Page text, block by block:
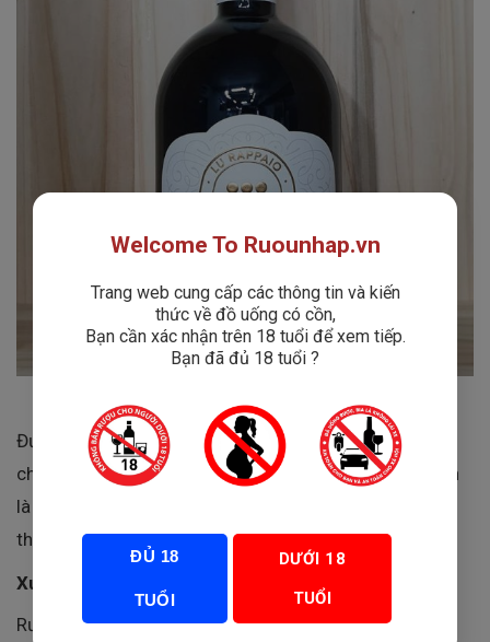
Được làm từ giống nho Primitivo , loại rượu này không
chỉ mang lại trải nghiệm thưởng thức tuyệt vời mà còn
là biểu tượng của sự kết hợp hoàn hảo giữa truyền
thống và sự sáng tạo hiện đại.
Xuất Xứ và Lịch Sử Hình Thành
Rượu VangLu Rappaio Primitivo di Manduria
Welcome To Ruounhap.vn
Trang web cung cấp các thông tin và kiến
thức về đồ uống có cồn,
Bạn cần xác nhận trên 18 tuổi để xem tiếp.
Bạn đã đủ 18 tuổi ?
ĐỦ 18
TUỔI
DƯỚI 18
TUỔI